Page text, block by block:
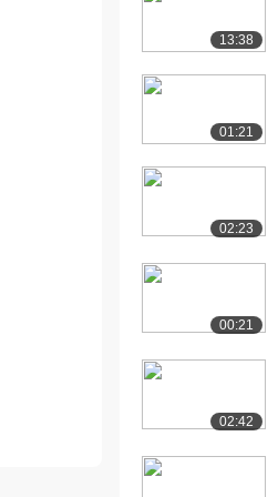
13:38
01:21
02:23
00:21
02:42